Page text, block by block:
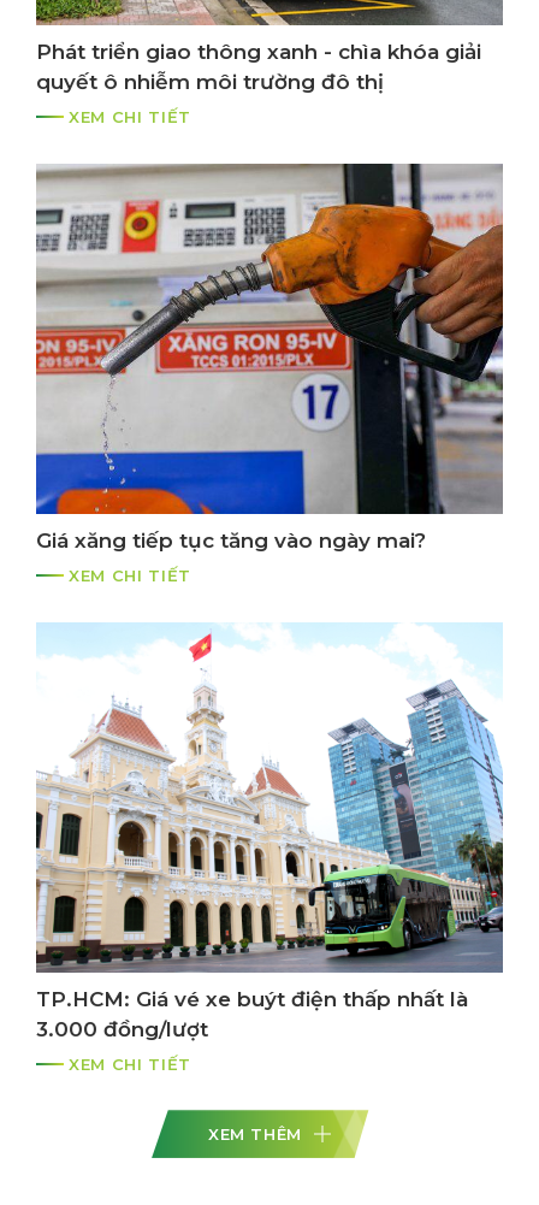
Phát triển giao thông xanh - chìa khóa giải
quyết ô nhiễm môi trường đô thị
XEM CHI TIẾT
Giá xăng tiếp tục tăng vào ngày mai?
XEM CHI TIẾT
TP.HCM: Giá vé xe buýt điện thấp nhất là
3.000 đồng/lượt
XEM CHI TIẾT
XEM THÊM